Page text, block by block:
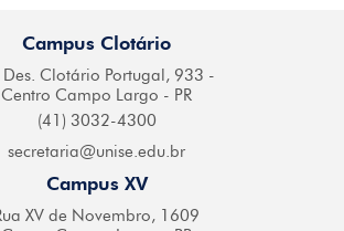
Campus Clotário
Des. Clotário Portugal, 933 -
Centro Campo Largo - PR
(41) 3032-4300
secretaria@unise.edu.br
Campus XV
XV de Novembro, 1609